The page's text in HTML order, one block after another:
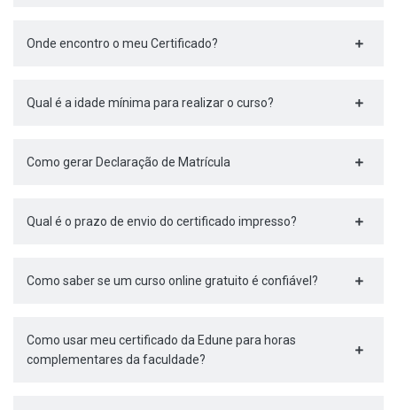
Onde encontro o meu Certificado?
Qual é a idade mínima para realizar o curso?
Como gerar Declaração de Matrícula
Qual é o prazo de envio do certificado impresso?
Como saber se um curso online gratuito é confiável?
Como usar meu certificado da Edune para horas
complementares da faculdade?